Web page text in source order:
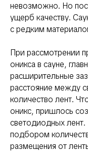
невозможно. Но
ущерб качеству.
с редким
При рассмотрении
оникса в сауне,
расширительные
расстояние между
количество лент.
оникс, пришлось
светодиодных лент.
подбором
размещения от